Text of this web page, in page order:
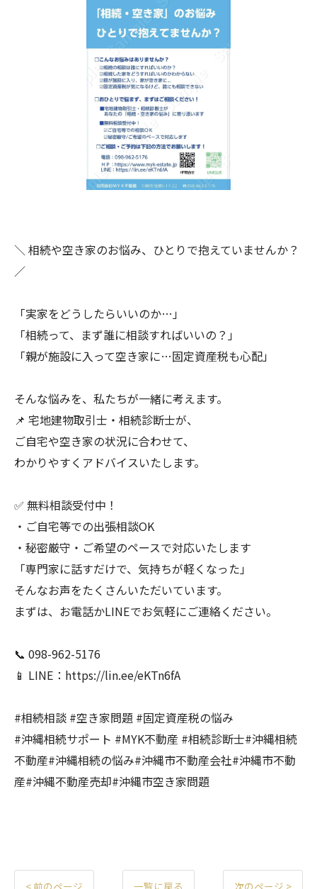
＼ 相続や空き家のお悩み、ひとりで抱えていませんか？
／
「実家をどうしたらいいのか…」
「相続って、まず誰に相談すればいいの？」
「親が施設に入って空き家に…固定資産税も心配」
そんな悩みを、私たちが一緒に考えます。
📌 宅地建物取引士・相続診断士が、
ご自宅や空き家の状況に合わせて、
わかりやすくアドバイスいたします。
✅ 無料相談受付中！
・ご自宅等での出張相談OK
・秘密厳守・ご希望のペースで対応いたします
「専門家に話すだけで、気持ちが軽くなった」
そんなお声をたくさんいただいています。
まずは、お電話かLINEでお気軽にご連絡ください。
📞 098-962-5176
📱 LINE：https://lin.ee/eKTn6fA
#相続相談 #空き家問題 #固定資産税の悩み
#沖縄相続サポート #MYK不動産 #相続診断士#沖縄相続
不動産#沖縄相続の悩み#沖縄市不動産会社#沖縄市不動
産#沖縄不動産売却#沖縄市空き家問題
< 前のページ 一覧に戻る 次のページ >